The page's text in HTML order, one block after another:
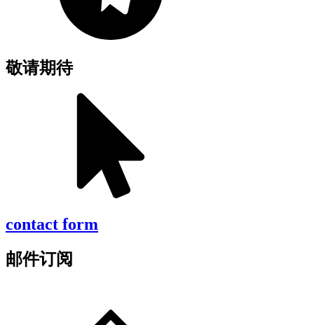
敬请期待
contact form
邮件订阅